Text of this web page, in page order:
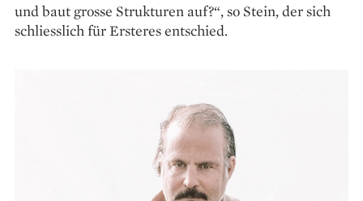
und baut grosse Strukturen auf?“, so Stein, der sich
schliesslich für Ersteres entschied.